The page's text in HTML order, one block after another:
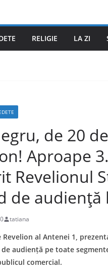
RELIGIE LA ZI
de 20
Aproape
Revelionul
de
tatiana
Revelion al Antenei 1,
audiență pe toate
comercial.